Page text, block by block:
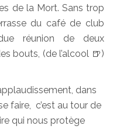
de la Mort. Sans trop
du café de club
réunion de deux
bouts, (de l’alcool 🍺)
dans
faire, c’est au tour de
qui nous protège